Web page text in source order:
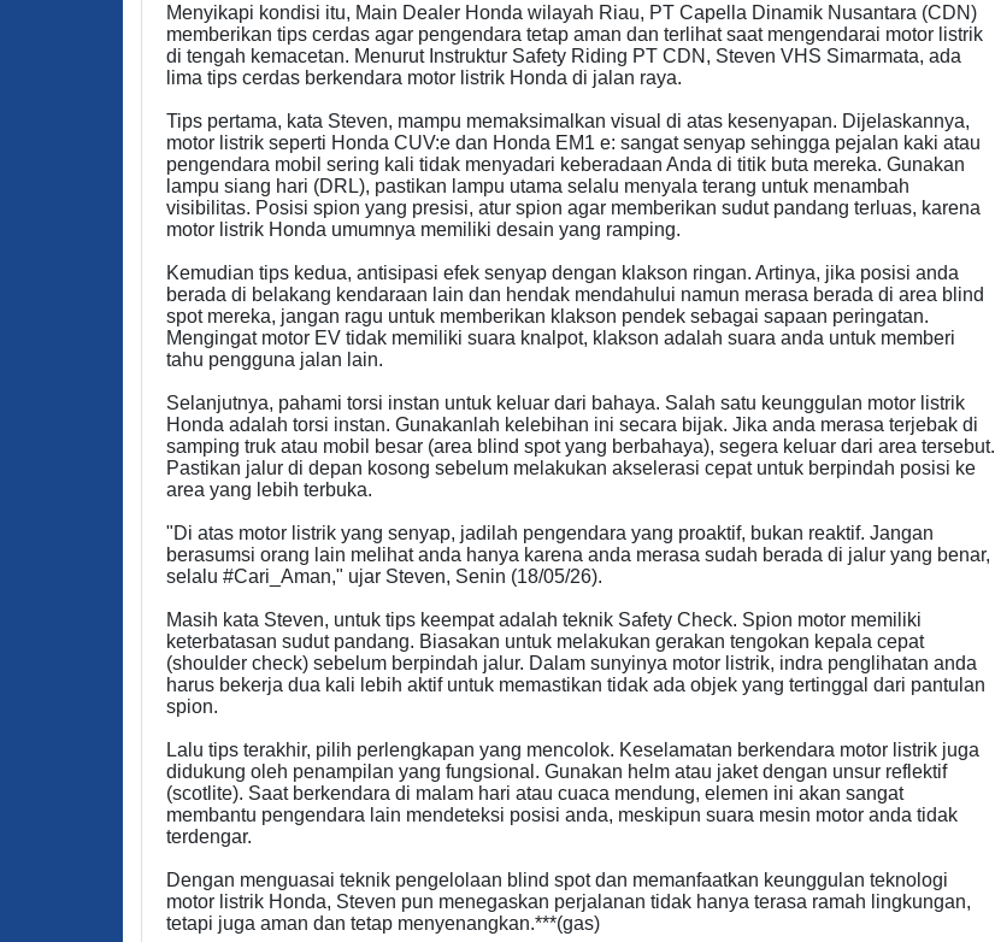
Menyikapi kondisi itu, Main Dealer Honda wilayah Riau, PT Capella Dinamik Nusantara (CDN)
memberikan tips cerdas agar pengendara tetap aman dan terlihat saat mengendarai motor listrik
di tengah kemacetan. Menurut Instruktur Safety Riding PT CDN, Steven VHS Simarmata, ada
lima tips cerdas berkendara motor listrik Honda di jalan raya.
Tips pertama, kata Steven, mampu memaksimalkan visual di atas kesenyapan. Dijelaskannya,
motor listrik seperti Honda CUV:e dan Honda EM1 e: sangat senyap sehingga pejalan kaki atau
pengendara mobil sering kali tidak menyadari keberadaan Anda di titik buta mereka. Gunakan
lampu siang hari (DRL), pastikan lampu utama selalu menyala terang untuk menambah
visibilitas. Posisi spion yang presisi, atur spion agar memberikan sudut pandang terluas, karena
motor listrik Honda umumnya memiliki desain yang ramping.
Kemudian tips kedua, antisipasi efek senyap dengan klakson ringan. Artinya, jika posisi anda
berada di belakang kendaraan lain dan hendak mendahului namun merasa berada di area blind
spot mereka, jangan ragu untuk memberikan klakson pendek sebagai sapaan peringatan.
Mengingat motor EV tidak memiliki suara knalpot, klakson adalah suara anda untuk memberi
tahu pengguna jalan lain.
Selanjutnya, pahami torsi instan untuk keluar dari bahaya. Salah satu keunggulan motor listrik
Honda adalah torsi instan. Gunakanlah kelebihan ini secara bijak. Jika anda merasa terjebak di
samping truk atau mobil besar (area blind spot yang berbahaya), segera keluar dari area tersebut.
Pastikan jalur di depan kosong sebelum melakukan akselerasi cepat untuk berpindah posisi ke
area yang lebih terbuka.
"Di atas motor listrik yang senyap, jadilah pengendara yang proaktif, bukan reaktif. Jangan
berasumsi orang lain melihat anda hanya karena anda merasa sudah berada di jalur yang benar,
selalu #Cari_Aman," ujar Steven, Senin (18/05/26).
Masih kata Steven, untuk tips keempat adalah teknik Safety Check. Spion motor memiliki
keterbatasan sudut pandang. Biasakan untuk melakukan gerakan tengokan kepala cepat
(shoulder check) sebelum berpindah jalur. Dalam sunyinya motor listrik, indra penglihatan anda
harus bekerja dua kali lebih aktif untuk memastikan tidak ada objek yang tertinggal dari pantulan
spion.
Lalu tips terakhir, pilih perlengkapan yang mencolok. Keselamatan berkendara motor listrik juga
didukung oleh penampilan yang fungsional. Gunakan helm atau jaket dengan unsur reflektif
(scotlite). Saat berkendara di malam hari atau cuaca mendung, elemen ini akan sangat
membantu pengendara lain mendeteksi posisi anda, meskipun suara mesin motor anda tidak
terdengar.
Dengan menguasai teknik pengelolaan blind spot dan memanfaatkan keunggulan teknologi
motor listrik Honda, Steven pun menegaskan perjalanan tidak hanya terasa ramah lingkungan,
tetapi juga aman dan tetap menyenangkan.***(gas)